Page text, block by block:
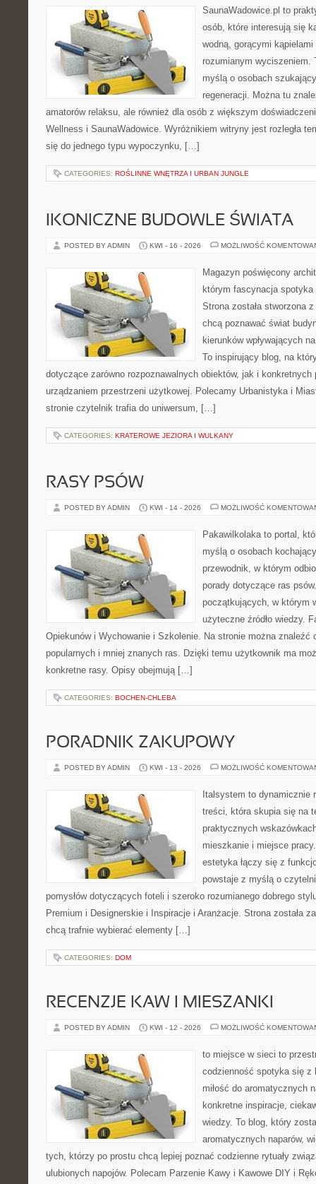
SaunaWadowice.pl to
osób, które interesują się
wodną, gorącymi
rozumianym wyciszeniem.
myślą o osobach
regeneracji. Można tu
amatorów relaksu, ale również dla osób z większym
Wellness i SaunaWadowice. Wyróżnikiem witryny jest rozległa
się do jednego typu wypoczynku, […]
CATEGORIES: ROŚLINNE WNĘTRZA I URBAN JUNGLE
IKONICZNE BUDOWLE ŚWIATA
POSTED BY ADMIN KWI - 16 - 2026 MOŻLIWOŚĆ
Magazyn poświęcony
którym fascynacja
Strona została stworzona
chcą poznawać świat
kierunków wpływających
To inspirujący blog, na
dotyczące zarówno rozpoznawalnych obiektów, jak i konkretnych
urządzaniem przestrzeni użytkowej. Polecamy Urbanistyka i
stronie czytelnik trafia do uniwersum, […]
CATEGORIES: KRATEROWE JEZIORA I WULKANY
RASY PSÓW
POSTED BY ADMIN KWI - 14 - 2026 MOŻLIWOŚĆ
Pakawilkolaka to portal,
myślą o osobach
przewodnik, w którym
porady dotyczące ras
początkujących, w którym
użyteczne źródło wiedzy.
Opiekunów i Wychowanie i Szkolenie. Na stronie można znaleźć
popularnych i mniej znanych ras. Dzięki temu użytkownik ma
konkretne rasy. Opisy obejmują […]
CATEGORIES: BOCHEN-CHLEBA
PORADNIK ZAKUPOWY
POSTED BY ADMIN KWI - 13 - 2026 MOŻLIWOŚĆ
Italsystem to dynamicznie
treści, która skupia się na
praktycznych
mieszkanie i miejsce
estetyka łączy się z
powstaje z myślą o
pomysłów dotyczących foteli i szeroko rozumianego dobrego
Premium i Designerskie i Inspiracje i Aranżacje. Strona została
chcą trafnie wybierać elementy […]
CATEGORIES: DOM
RECENZJE KAW I MIESZANKI
POSTED BY ADMIN KWI - 12 - 2026 MOŻLIWOŚĆ
to miejsce w sieci to
codzienność spotyka się z
miłość do aromatycznych
konkretne inspiracje,
wiedzy. To blog, który
aromatycznych naparów,
tych, którzy po prostu chcą lepiej poznać codzienne rytuały
ulubionych napojów. Polecam Parzenie Kawy i Kawowe DIY i